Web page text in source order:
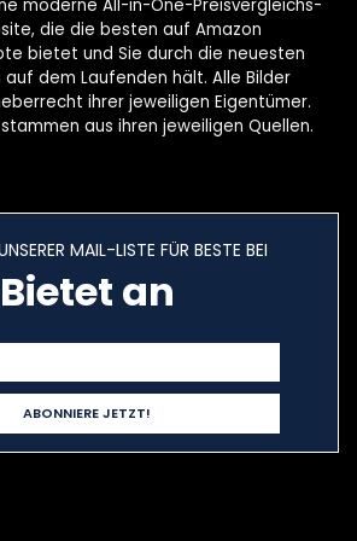
moderne All-in-One-Preisvergleichs-
die die besten auf Amazon
bietet und Sie durch die neuesten
dem Laufenden hält. Alle Bilder
ihrer jeweiligen Eigentümer.
aus ihren jeweiligen Quellen.
MAIL-LISTE FÜR BESTE BEI
Bietet an